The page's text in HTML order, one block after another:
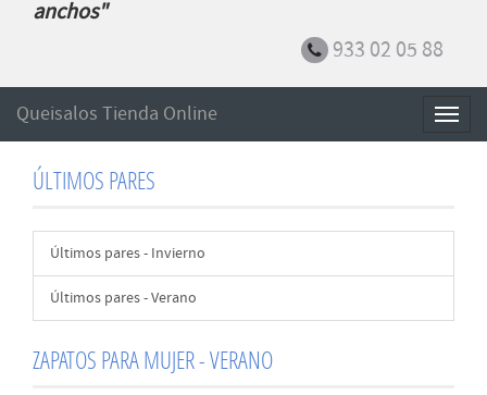
anchos"
933 02 05 88
Queisalos Tienda Online
ÚLTIMOS PARES
Últimos pares - Invierno
Últimos pares - Verano
ZAPATOS PARA MUJER - VERANO